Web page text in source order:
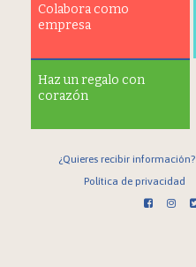
Colabora como
empresa
Haz un regalo con
corazón
¿Quieres recibir información?
Política de privacidad